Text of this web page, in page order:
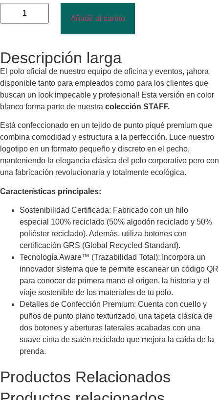
Añadir al carrito
Descripción larga
El polo oficial de nuestro equipo de oficina y eventos, ¡ahora
disponible tanto para empleados como para los clientes que
buscan un look impecable y profesional! Esta versión en color
blanco forma parte de nuestra colección STAFF.
Está confeccionado en un tejido de punto piqué premium que
combina comodidad y estructura a la perfección. Luce nuestro
logotipo en un formato pequeño y discreto en el pecho,
manteniendo la elegancia clásica del polo corporativo pero con
una fabricación revolucionaria y totalmente ecológica.
Características principales:
Sostenibilidad Certificada: Fabricado con un hilo
especial 100% reciclado (50% algodón reciclado y 50%
poliéster reciclado). Además, utiliza botones con
certificación GRS (Global Recycled Standard).
Tecnología Aware™ (Trazabilidad Total): Incorpora un
innovador sistema que te permite escanear un código QR
para conocer de primera mano el origen, la historia y el
viaje sostenible de los materiales de tu polo.
Detalles de Confección Premium: Cuenta con cuello y
puños de punto plano texturizado, una tapeta clásica de
dos botones y aberturas laterales acabadas con una
suave cinta de satén reciclado que mejora la caída de la
prenda.
Productos Relacionados